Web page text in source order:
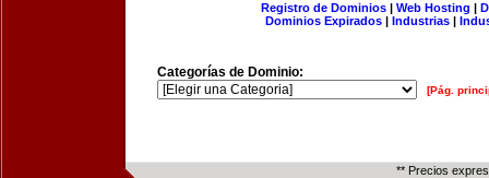
Registro de Dominios| Web Hosting |
Dominios Expirados | Industrias |
Categorías de Dominio:
[Pág.
** Precios